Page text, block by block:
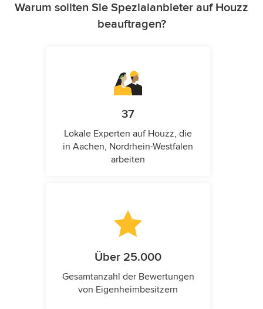
Warum sollten Sie Spezialanbieter auf Houzz
beauftragen?
37
Lokale Experten auf Houzz, die
in Aachen, Nordrhein-Westfalen
arbeiten
Über 25.000
Gesamtanzahl der Bewertungen
von Eigenheimbesitzern